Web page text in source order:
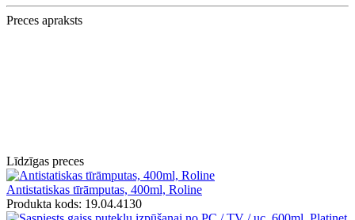
Preces apraksts
Līdzīgas preces
Antistatiskas tīrāmputas, 400ml, Roline
Produkta kods: 19.04.4130